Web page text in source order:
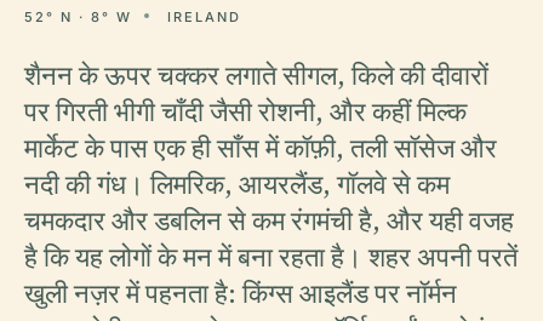
52° N · 8° W IRELAND
शैनन के ऊपर चक्कर लगाते सीगल, किले की दीवारों
पर गिरती भीगी चाँदी जैसी रोशनी, और कहीं मिल्क
मार्केट के पास एक ही साँस में कॉफ़ी, तली सॉसेज और
नदी की गंध। लिमरिक, आयरलैंड, गॉलवे से कम
चमकदार और डबलिन से कम रंगमंची है, और यही वजह
है कि यह लोगों के मन में बना रहता है। शहर अपनी परतें
खुली नज़र में पहनता है: किंग्स आइलैंड पर नॉर्मन